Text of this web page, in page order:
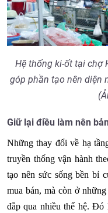
Hệ thống ki-ốt tại chợ
góp phần tạo nên diện
Giữ lại điều làm nên
Những thay đổi về hạ
truyền thống vận hành
tạo nên sức sống bền bỉ
mua bán, mà còn ở
đắp qua nhiều thế hệ. Đó